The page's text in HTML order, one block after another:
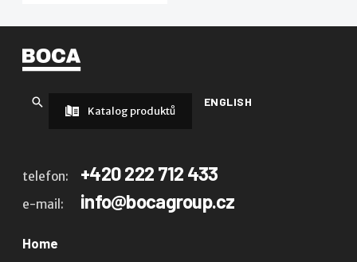
ENGLISH
Katalog produktů
telefon: +420 222 712 433
e-mail: info@bocagroup.cz
Home